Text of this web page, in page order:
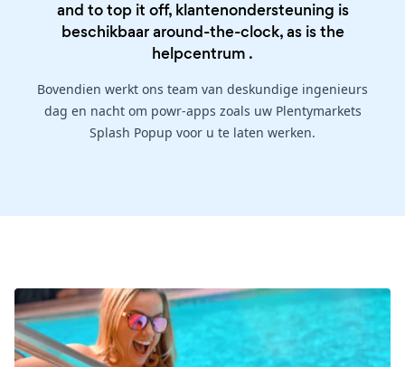
and to top it off, klantenondersteuning is
beschikbaar around-the-clock, as is the
helpcentrum .
Bovendien werkt ons team van deskundige ingenieurs
dag en nacht om powr-apps zoals uw Plentymarkets
Splash Popup voor u te laten werken.